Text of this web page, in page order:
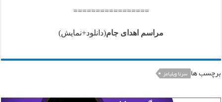
=================
مراسم اهدای جام(دانلود+نمایش)
برچسب ها سرنا ویلیامز